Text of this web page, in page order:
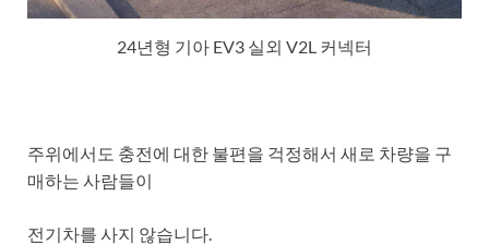
24년형 기아 EV3 실외 V2L 커넥터
주위에서도 충전에 대한 불편을 걱정해서 새로 차량을 구
매하는 사람들이
전기차를 사지 않습니다.